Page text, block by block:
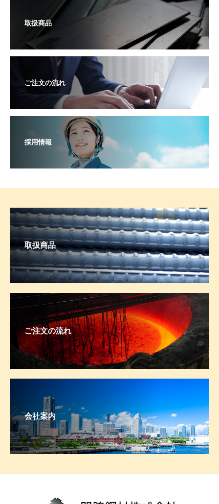
取扱商品
ご注文の流れ
採用情報
取扱商品
ご注文の流れ
会社案内